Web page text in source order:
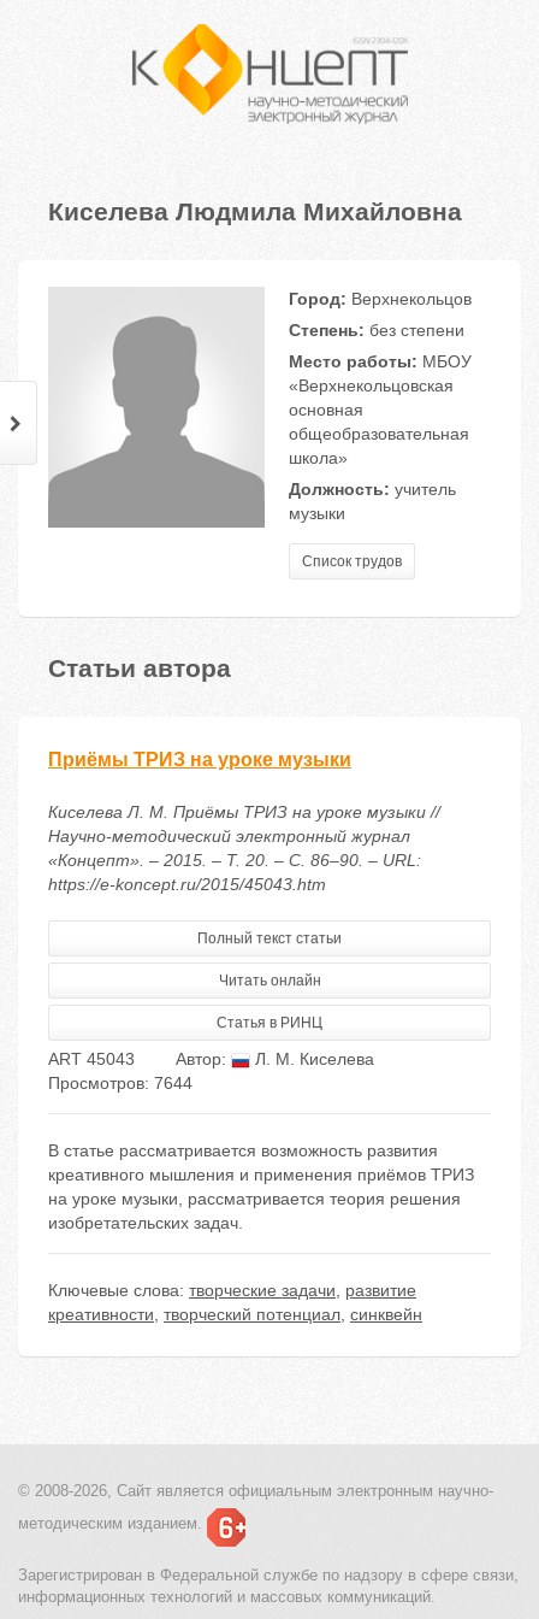
Киселева Людмила Михайловна
Город: Верхнекольцов
Степень: без степени
Место работы: МБОУ
«Верхнекольцовская
основная
общеобразовательная
школа»
Должность: учитель
музыки
Список трудов
Статьи автора
Приёмы ТРИЗ на уроке музыки
Киселева Л. М. Приёмы ТРИЗ на уроке музыки //
Научно-методический электронный журнал
«Концепт». – 2015. – Т. 20. – С. 86–90. – URL:
https://e-koncept.ru/2015/45043.htm
Полный текст статьи
Читать онлайн
Статья в РИНЦ
ART 45043 Автор:
Л. М. Киселева
Просмотров: 7644
В статье рассматривается возможность развития
креативного мышления и применения приёмов ТРИЗ
на уроке музыки, рассматривается теория решения
изобретательских задач.
Ключевые слова: творческие задачи, развитие
креативности, творческий потенциал, синквейн
© 2008-2026, Сайт является официальным электронным научно-
методическим изданием.
Зарегистрирован в Федеральной службе по надзору в сфере связи,
информационных технологий и массовых коммуникаций.